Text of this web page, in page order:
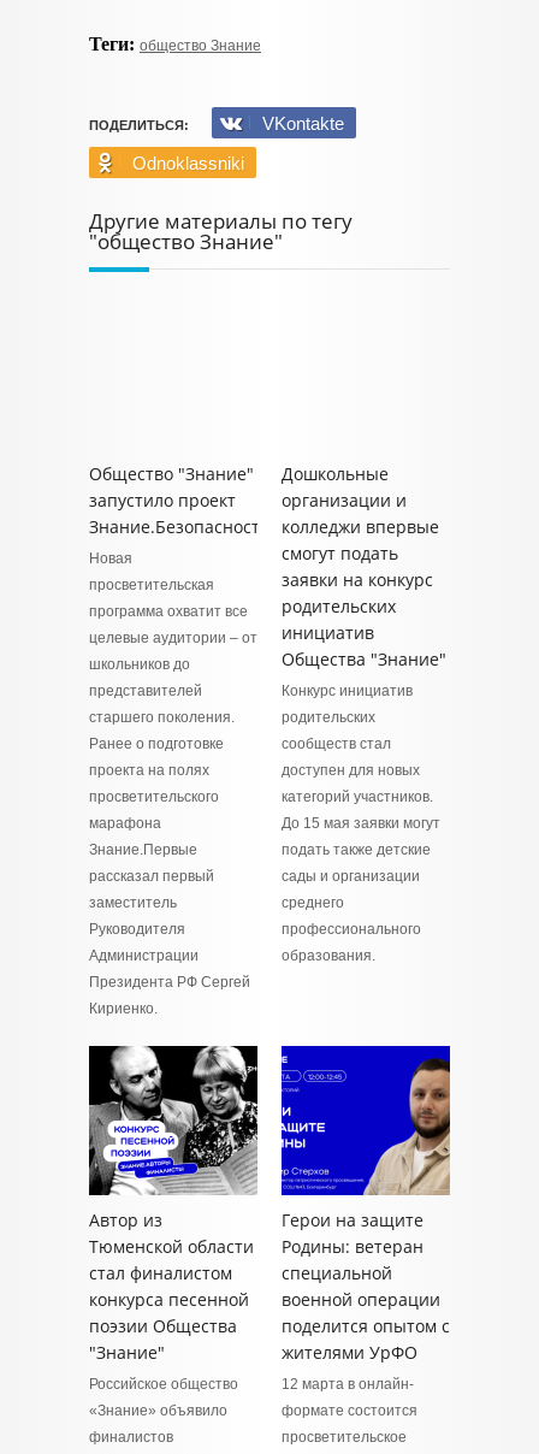
Теги: общество Знание
ПОДЕЛИТЬСЯ:
VKontakte
Odnoklassniki
Другие материалы по тегу
"общество Знание"
Общество "Знание"
запустило проект
Знание.Безопасность
Новая
просветительская
программа охватит все
целевые аудитории – от
школьников до
представителей
старшего поколения.
Ранее о подготовке
проекта на полях
просветительского
марафона
Знание.Первые
рассказал первый
заместитель
Руководителя
Администрации
Президента РФ Сергей
Кириенко.
Дошкольные
организации и
колледжи впервые
смогут подать
заявки на конкурс
родительских
инициатив
Общества "Знание"
Конкурс инициатив
родительских
сообществ стал
доступен для новых
категорий участников.
До 15 мая заявки могут
подать также детские
сады и организации
среднего
профессионального
образования.
Автор из
Тюменской области
стал финалистом
конкурса песенной
поэзии Общества
"Знание"
Российское общество
«Знание» объявило
финалистов
Герои на защите
Родины: ветеран
специальной
военной операции
поделится опытом с
жителями УрФО
12 марта в онлайн-
формате состоится
просветительское